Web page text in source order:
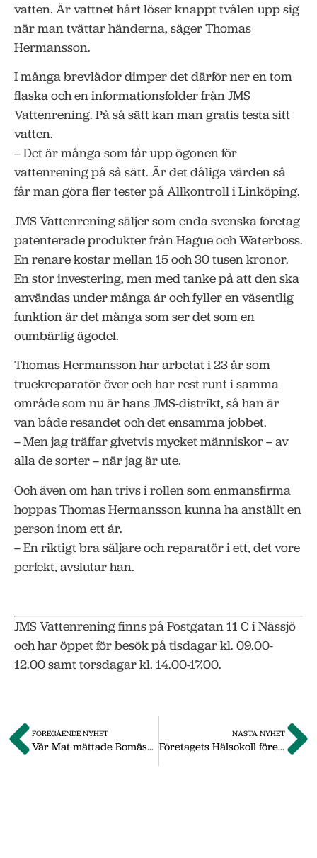
vatten. Är vattnet hårt löser knappt tvålen upp sig
när man tvättar händerna, säger Thomas
Hermansson.
I många brevlådor dimper det därför ner en tom
flaska och en informationsfolder från JMS
Vattenrening. På så sätt kan man gratis testa sitt
vatten.
– Det är många som får upp ögonen för
vattenrening på så sätt. Är det dåliga värden så
får man göra fler tester på Allkontroll i Linköping.
JMS Vattenrening säljer som enda svenska företag
patenterade produkter från Hague och Waterboss.
En renare kostar mellan 15 och 30 tusen kronor.
En stor investering, men med tanke på att den ska
användas under många år och fyller en väsentlig
funktion är det många som ser det som en
oumbärlig ägodel.
Thomas Hermansson har arbetat i 23 år som
truckreparatör över och har rest runt i samma
område som nu är hans JMS-distrikt, så han är
van både resandet och det ensamma jobbet.
– Men jag träffar givetvis mycket människor – av
alla de sorter – när jag är ute.
Och även om han trivs i rollen som enmansfirma
hoppas Thomas Hermansson kunna ha anställt en
person inom ett år.
– En riktigt bra säljare och reparatör i ett, det vore
perfekt, avslutar han.
JMS Vattenrening finns på Postgatan 11 C i Nässjö
och har öppet för besök på tisdagar kl. 09.00-
12.00 samt torsdagar kl. 14.00-17.00.
FÖREGÅENDE NYHET
Vår Mat mättade Bomässan
NÄSTA NYHET
Företagets Hälsokoll förenar kropp och själ